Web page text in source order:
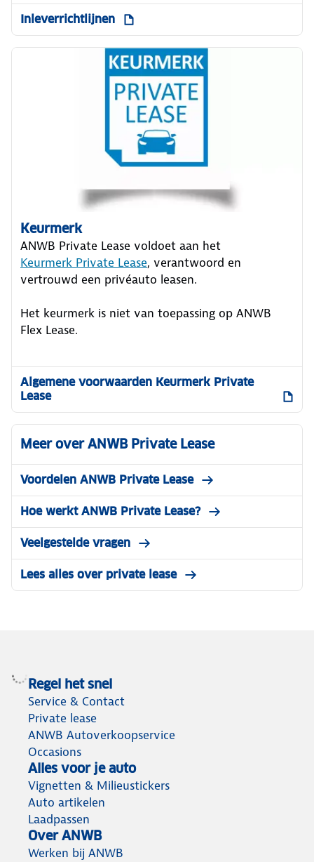
Inleverrichtlijnen
Keurmerk
ANWB Private Lease voldoet aan het
Keurmerk Private Lease, verantwoord en
vertrouwd een privéauto leasen.
Het keurmerk is niet van toepassing op ANWB
Flex Lease.
Algemene voorwaarden Keurmerk Private
Lease
Meer over ANWB Private Lease
Voordelen ANWB Private Lease
Hoe werkt ANWB Private Lease?
Veelgestelde vragen
Lees alles over private lease
Regel het snel
Service & Contact
Private lease
ANWB Autoverkoopservice
Occasions
Alles voor je auto
Vignetten & Milieustickers
Auto artikelen
Laadpassen
Over ANWB
Werken bij ANWB